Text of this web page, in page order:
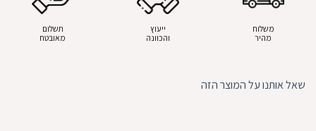
משלוח
מהיר
ייעוץ
והכוונה
תשלום
מאובטח
שאל אותנו על המוצר הזה